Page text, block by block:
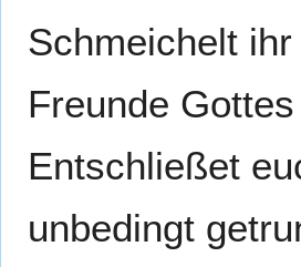
Schmeichelt
Freunde
Entschließet
unbedingt